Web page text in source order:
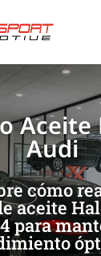
Aceite
Audi
cómo
aceite
para